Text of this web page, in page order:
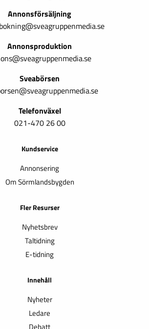
Annonsförsäljning
Annonsproduktion
Sveabörsen
Telefonväxel
021-470 26 00
Kundservice
Annonsering
Om Sörmlandsbygden
Fler Resurser
Nyhetsbrev
Taltidning
E-tidning
Innehåll
Nyheter
Ledare